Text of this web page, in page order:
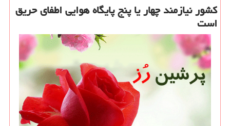
كشور نیازمند چهار یا پنج پایگاه هوایی اطفای حریق
است